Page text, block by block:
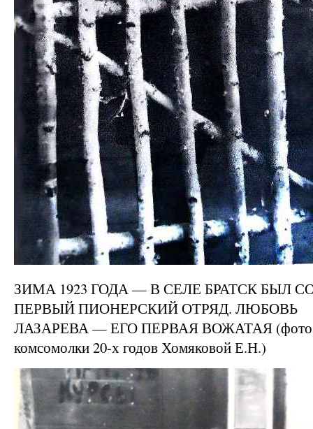
ЗИМА 1923 ГОДА — В СЕЛЕ БРАТСК БЫЛ
ПЕРВЫЙ ПИОНЕРСКИЙ ОТРЯД. ЛЮБОВЬ
ЛАЗАРЕВА — ЕГО ПЕРВАЯ ВОЖАТАЯ (фото
комсомолки 20-х годов Хомяковой Е.Н.)